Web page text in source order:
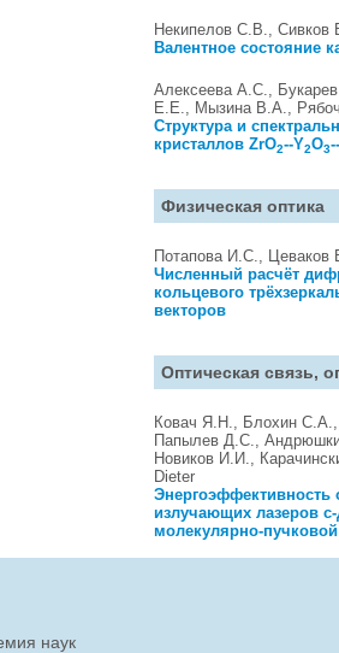
Некипелов С.В.,
Валентное состояние
Алексеева А.С.,
Е.Е., Мызина В.А.,
Cтруктура и
кристаллов ZrO2--Y2O3
Физическая оптика
Потапова И.C.,
Численный расчёт
кольцевого
векторов
Оптическая связь,
Ковач Я.Н., Блохин
Папылев Д.С.,
Новиков И.И.,
Dieter
Энергоэффективность
излучающих лазеров
молекулярно-пучковой
наук